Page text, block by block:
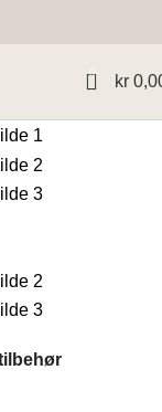
0 kr